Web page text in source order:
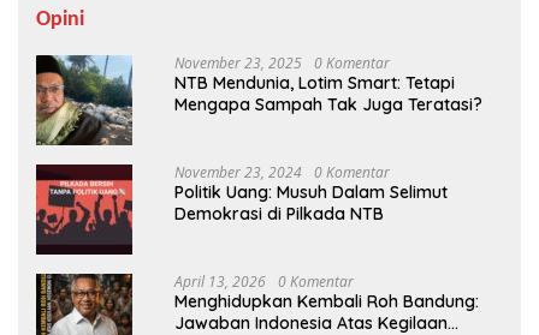
Opini
November 23, 2025 0 Komentar
NTB Mendunia, Lotim Smart: Tetapi
Mengapa Sampah Tak Juga Teratasi?
November 23, 2024 0 Komentar
Politik Uang: Musuh Dalam Selimut
Demokrasi di Pilkada NTB
April 13, 2026 0 Komentar
Menghidupkan Kembali Roh Bandung:
Jawaban Indonesia Atas Kegilaan